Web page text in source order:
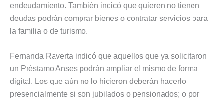
endeudamiento. También indicó que quieren no tienen
deudas podrán comprar bienes o contratar servicios para
la familia o de turismo.
Fernanda Raverta indicó que aquellos que ya solicitaron
un Préstamo Anses podrán ampliar el mismo de forma
digital. Los que aún no lo hicieron deberán hacerlo
presencialmente si son jubilados o pensionados; o por